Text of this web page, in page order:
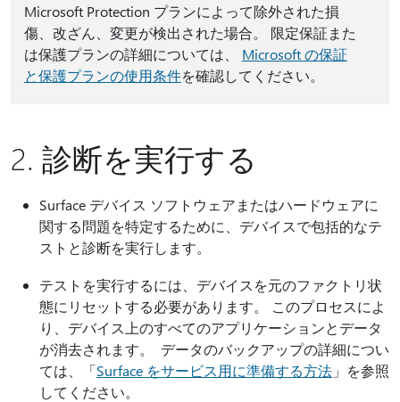
Microsoft Protection プランによって除外された損
傷、改ざん、変更が検出された場合。 限定保証また
は保護プランの詳細については、 Microsoft の保証
と保護プランの使用条件を確認してください。
2. 診断を実行する
Surface デバイス ソフトウェアまたはハードウェアに
関する問題を特定するために、デバイスで包括的なテ
ストと診断を実行します。
テストを実行するには、デバイスを元のファクトリ状
態にリセットする必要があります。 このプロセスによ
り、デバイス上のすべてのアプリケーションとデータ
が消去されます。 データのバックアップの詳細につい
ては、「Surface をサービス用に準備する方法 」を参照
してください。